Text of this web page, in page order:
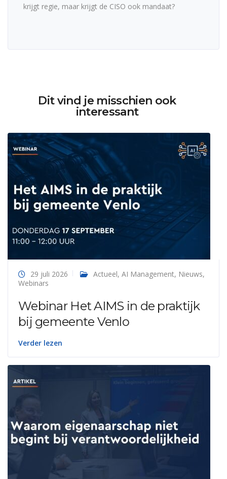
krijgt regie, maar krijgt de CISO ook mandaat?
Dit vind je misschien ook
interessant
29 juli 2026 Actueel, AI Management, Nieuws,
Webinars
Webinar Het AIMS in de praktijk
bij gemeente Venlo
Verder lezen